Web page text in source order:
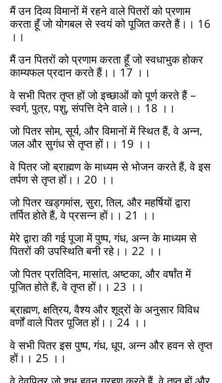
मैं उन दिव्य विमानों में रहने वाले पितरों को प्रणाम
करता हूँ जो योगबल से स्वयं को पूजित करते हैं।। 16
।।
मैं उन पितरों को प्रणाम करता हूँ जो स्वधाभुक होकर
काम्यफल प्रदान करते हैं।। 17 ।।
वे सभी पितर तृप्त हों जो इच्छाओं को पूर्ण करते हैं –
स्वर्ग, पुत्र, पशु, संपत्ति देने वाले।। 18 ।।
जो पितर सोम, सूर्य, और विमानों में स्थित हैं, वे अन्न,
जल और सुगंध से तृप्त हों।। 19 ।।
वे पितर जो ब्राह्मण के माध्यम से भोजन करते हैं, वे इस
तर्पण से तृप्त हों।। 20 ।।
जो पितर खड्गमांस, सुरा, तिल, और महर्षियों द्वारा
तर्पित होते हैं, वे प्रसन्न हों।। 21 ।।
मेरे द्वारा की गई पूजा में पुष्प, गंध, अन्न के माध्यम से
पितरों की उपस्थिति बनी रहे।। 22 ।।
जो पितर प्रतिदिन, मासांत, अष्टका, और वर्षांत में
पूजित होते हैं, वे तृप्त हों।। 23 ।।
ब्राह्मण, क्षत्रिय, वैश्य और शूद्रों के अनुसार विविध
वर्णों वाले पितर पूजित हों।। 24 ।।
वे सभी पितर इस पुष्प, गंध, धूप, अन्न और हवन से तृप्त
हों।। 25 ।।